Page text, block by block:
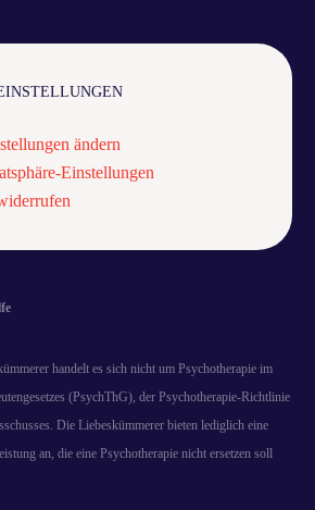
ändern
Einstellungen
handelt es sich nicht um Psychotherapie im
(PsychThG), der Psychotherapie-Richtlinie
Die Liebeskümmerer bieten lediglich eine
an, die eine Psychotherapie nicht ersetzen soll